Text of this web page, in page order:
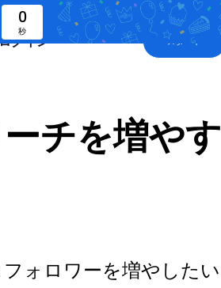
0
秒
グイン スタート
チを増やす
フォロワーを増やしたい